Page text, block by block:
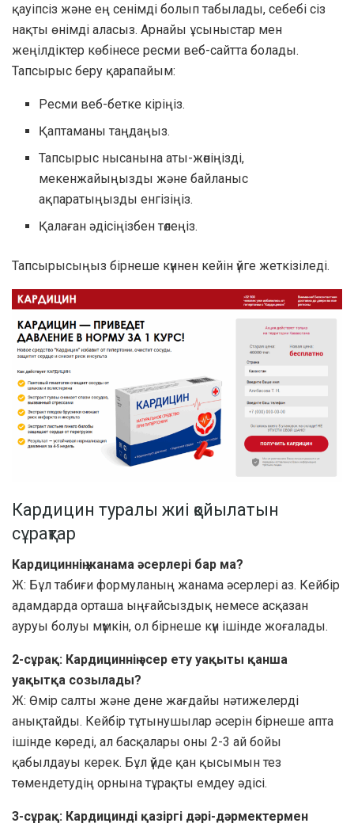
қауіпсіз және ең сенімді болып табылады, себебі сіз
нақты өнімді аласыз. Арнайы ұсыныстар мен
жеңілдіктер көбінесе ресми веб-сайтта болады.
Тапсырыс беру қарапайым:
Ресми веб-бетке кіріңіз.
Қаптаманы таңдаңыз.
Тапсырыс нысанына аты-жөніңізді,
мекенжайыңызды және байланыс
ақпаратыңызды енгізіңіз.
Қалаған әдісіңізбен төлеңіз.
Тапсырысыңыз бірнеше күннен кейін үйге жеткізіледі.
Кардицин туралы жиі қойылатын
сұрақтар
Кардициннің жанама әсерлері бар ма?
Ж: Бұл табиғи формуланың жанама әсерлері аз. Кейбір
адамдарда орташа ыңғайсыздық немесе асқазан
ауруы болуы мүмкін, ол бірнеше күн ішінде жоғалады.
2-сұрақ: Кардициннің әсер ету уақыты қанша
уақытқа созылады?
Ж: Өмір салты және дене жағдайы нәтижелерді
анықтайды. Кейбір тұтынушылар әсерін бірнеше апта
ішінде көреді, ал басқалары оны 2-3 ай бойы
қабылдауы керек. Бұл үйде қан қысымын тез
төмендетудің орнына тұрақты емдеу әдісі.
3-сұрақ: Кардицинді қазіргі дәрі-дәрмектермен